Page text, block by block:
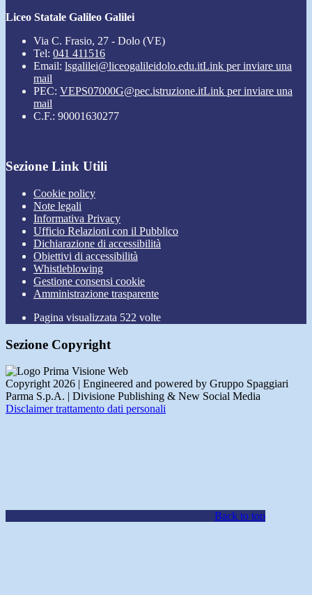
Liceo Statale Galileo Galilei
Via C. Frasio, 27 - Dolo (VE)
Tel: 041 411516
Email: lsgalilei@liceogalileidolo.edu.itLink per inviare una
mail
PEC: VEPS07000G@pec.istruzione.itLink per inviare una
mail
C.F.: 90001630277
Sezione Link Utili
Cookie policy
Note legali
Informativa Privacy
Ufficio Relazioni con il Pubblico
Dichiarazione di accessibilità
Obiettivi di accessibilità
Whistleblowing
Gestione consensi cookie
Amministrazione trasparente
Pagina visualizzata 522 volte
Sezione Copyright
Copyright 2026 | Engineered and powered by Gruppo Spaggiari
Parma S.p.A. | Divisione Publishing & New Social Media
Disclaimer trattamento dati personali
Back to top